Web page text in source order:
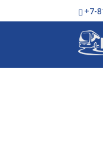
+7-